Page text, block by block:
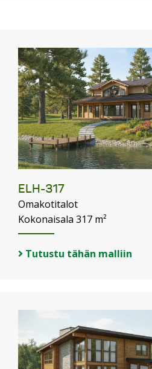
ELH-317
Omakotitalot
Kokonaisala 317 m²
Tutustu tähän malliin